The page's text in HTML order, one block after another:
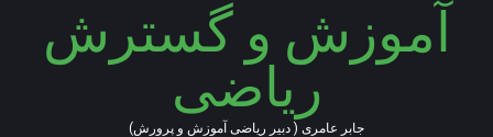
آموزش و گسترش
ریاضی
جابر عامری ( دبیر ریاضی آموزش و پرورش)